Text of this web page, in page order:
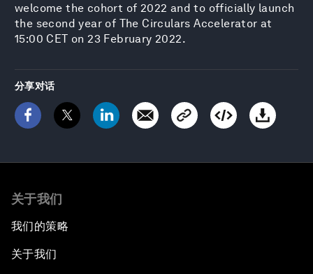
welcome the cohort of 2022 and to officially launch
the second year of The Circulars Accelerator at
15:00 CET on 23 February 2022.
分享对话
关于我们
我们的策略
关于我们